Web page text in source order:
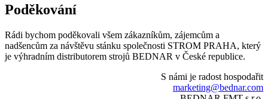
Poděkování
Rádi bychom poděkovali všem zákazníkům, zájemcům a
nadšencům za návštěvu stánku společnosti STROM PRAHA, který
je výhradním distributorem strojů BEDNAR v České republice.
S námi je radost hospodařit
marketing@bednar.com